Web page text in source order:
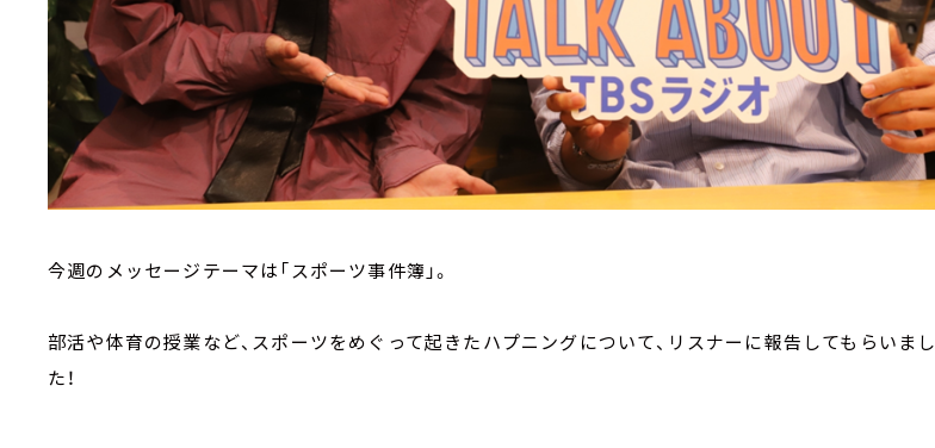
今週のメッセージテーマは「スポーツ事件簿」。
部活や体育の授業など、スポーツをめぐって起きたハプニングについて、リスナーに報告してもらいまし
た！